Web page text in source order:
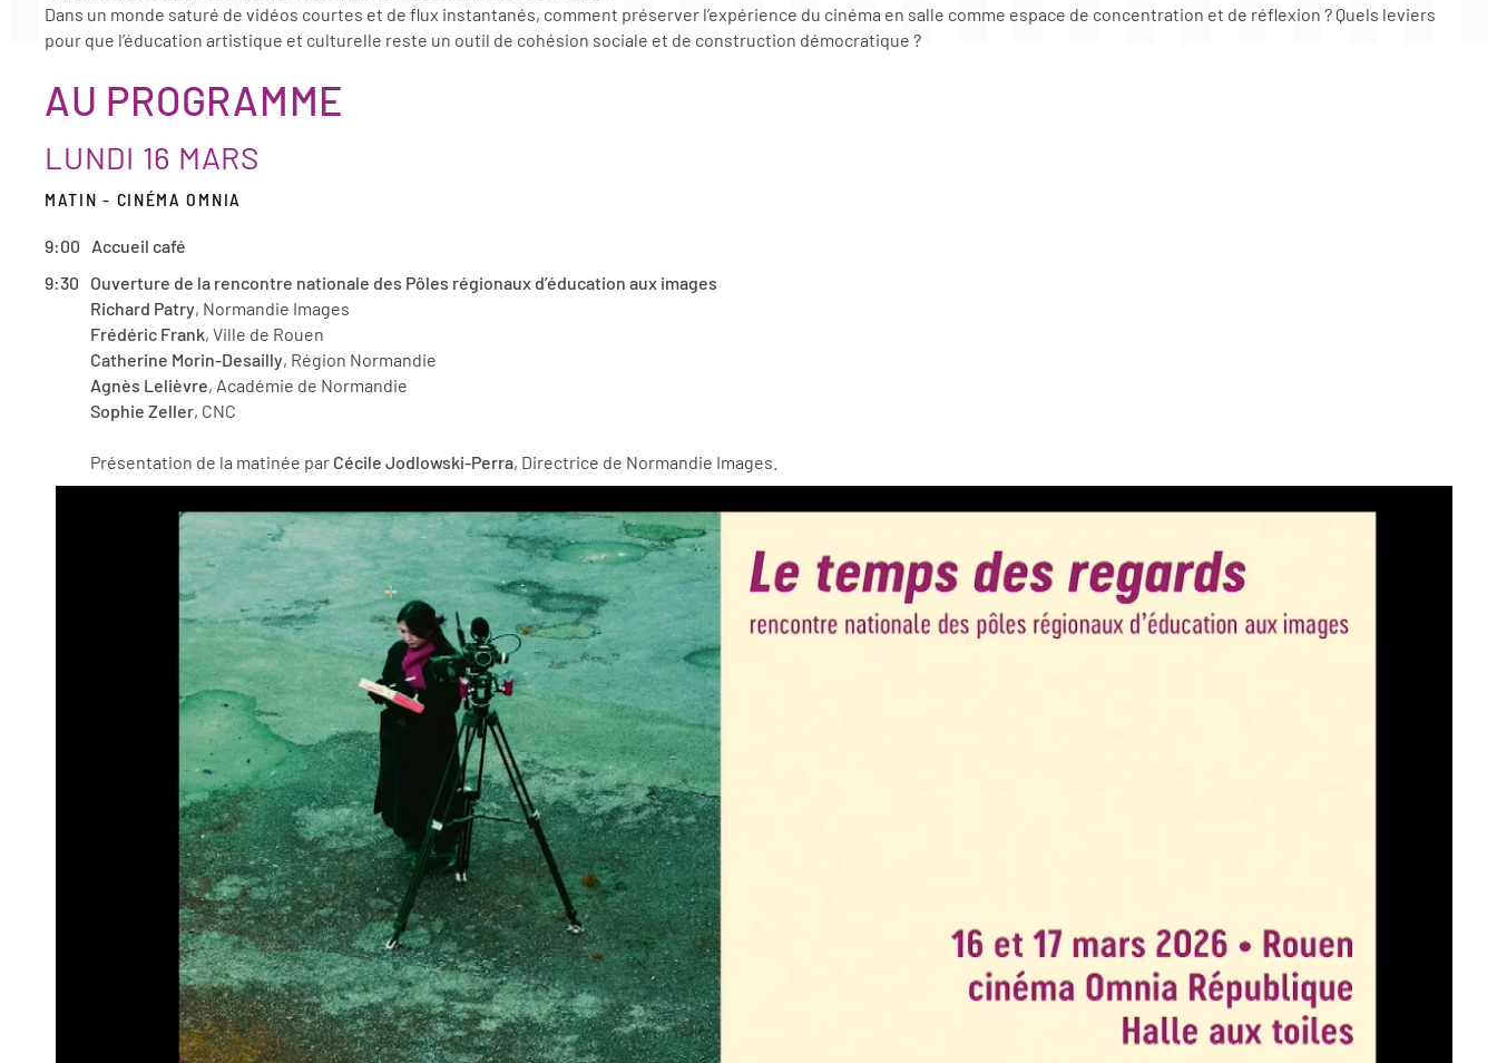
Dans un monde saturé de vidéos courtes et de flux instantanés, comment préserver l’expérience du cinéma en salle comme espace de concentration et de réflexion ? Quels leviers
pour que l’éducation artistique et culturelle reste un outil de cohésion sociale et de construction démocratique ?
AU PROGRAMME
LUNDI 16 MARS
MATIN - CINÉMA OMNIA
9:00
Accueil café
9:30
Ouverture de la rencontre nationale des Pôles régionaux d’éducation aux images
Richard Patry, Normandie Images
Frédéric Frank, Ville de Rouen
Catherine Morin-Desailly, Région Normandie
Agnès Lelièvre, Académie de Normandie
Sophie Zeller, CNC
Présentation de la matinée par Cécile Jodlowski-Perra, Directrice de Normandie Images.